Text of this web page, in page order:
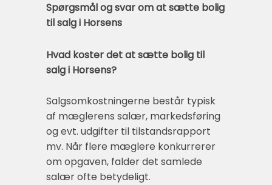
Spørgsmål og svar om at sætte bolig
til salg i Horsens
Hvad koster det at sætte bolig til
salg i Horsens?
Salgsomkostningerne består typisk
af mæglerens salær, markedsføring
og evt. udgifter til tilstandsrapport
mv. Når flere mæglere konkurrerer
om opgaven, falder det samlede
salær ofte betydeligt.